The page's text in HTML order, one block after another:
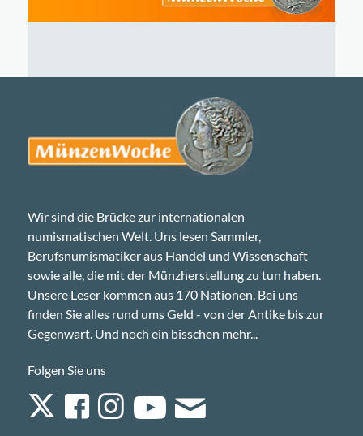
Wir sind die Brücke zur internationalen
numismatischen Welt. Uns lesen Sammler,
Berufsnumismatiker aus Handel und Wissenschaft
sowie alle, die mit der Münzherstellung zu tun haben.
Unsere Leser kommen aus 170 Nationen. Bei uns
finden Sie alles rund ums Geld - von der Antike bis zur
Gegenwart. Und noch ein bisschen mehr...
Folgen Sie uns